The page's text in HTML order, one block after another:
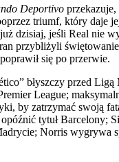
Deportivo przekazuje,
triumf, który daje
dzisiaj, jeśli Real nie
przybliżyli
się po przerwie.
błyszczy przed Ligą
League;
by zatrzymać swoją
tytuł Barcelony;
Norris wygrywa